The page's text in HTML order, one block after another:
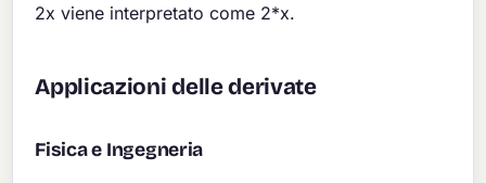
2x viene interpretato come 2*x.
Applicazioni delle derivate
Fisica e Ingegneria